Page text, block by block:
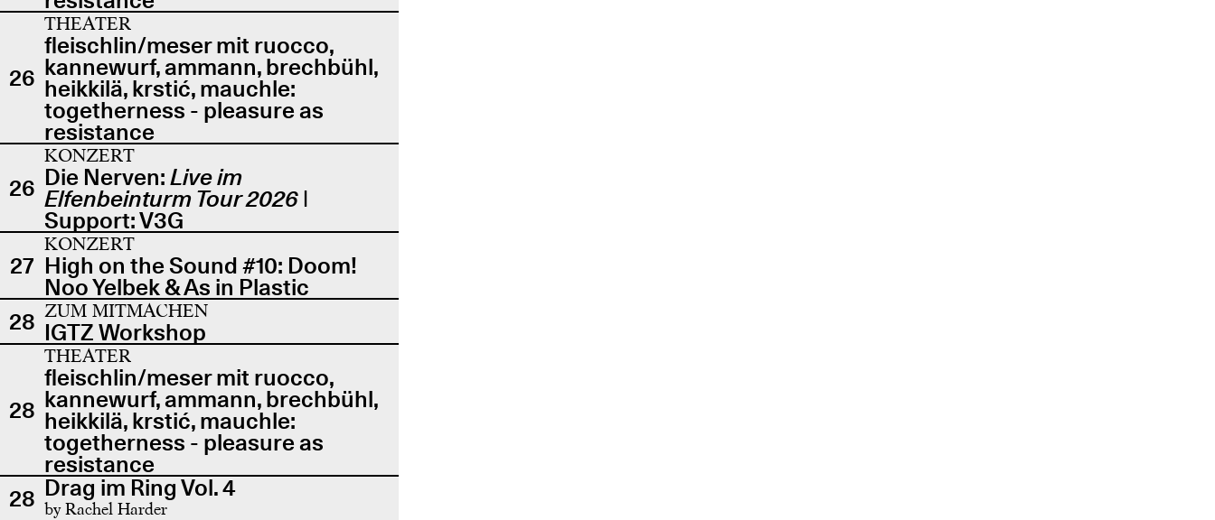
26
THEATER
fleischlin/meser mit ruocco,
kannewurf, ammann, brechbühl,
heikkilä, krstić, mauchle:
togetherness - pleasure as
resistance
26
KONZERT
Die Nerven:Live im
Elfenbeinturm Tour 2026 |
Support: V3G
27
KONZERT
High on the Sound #10: Doom!
Noo Yelbek & As in Plastic
28 ZUM MITMACHEN
IGTZ Workshop
28
THEATER
fleischlin/meser mit ruocco,
kannewurf, ammann, brechbühl,
heikkilä, krstić, mauchle:
togetherness - pleasure as
resistance
28 Drag im Ring Vol. 4
by Rachel Harder